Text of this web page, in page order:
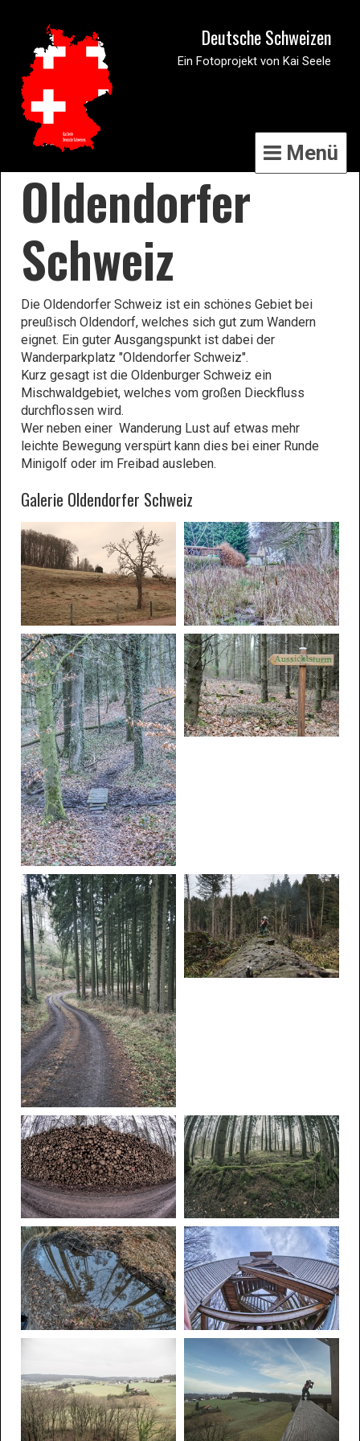
Deutsche Schweizen
Ein Fotoprojekt von Kai Seele
Menü
Oldendorfer
Schweiz
Die Oldendorfer Schweiz ist ein schönes Gebiet bei
preußisch Oldendorf, welches sich gut zum Wandern
eignet. Ein guter Ausgangspunkt ist dabei der
Wanderparkplatz "Oldendorfer Schweiz".
Kurz gesagt ist die Oldenburger Schweiz ein
Mischwaldgebiet, welches vom großen Dieckfluss
durchflossen wird.
Wer neben einer Wanderung Lust auf etwas mehr
leichte Bewegung verspürt kann dies bei einer Runde
Minigolf oder im Freibad ausleben.
Galerie Oldendorfer Schweiz